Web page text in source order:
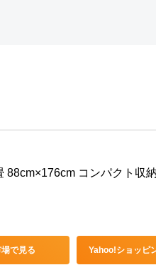
88cm×176cm コンパクト収
で見る Yahoo!ショッピ